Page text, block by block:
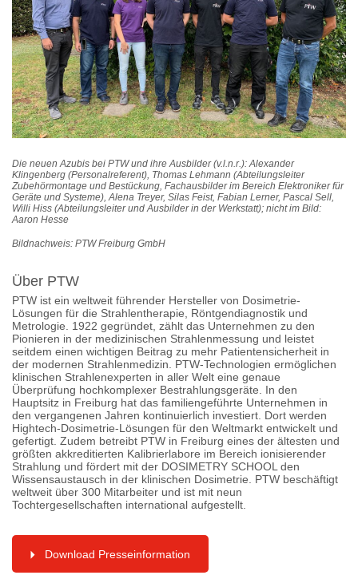
Die neuen Azubis bei PTW und ihre Ausbilder (v.l.n.r.): Alexander
Klingenberg (Personalreferent), Thomas Lehmann (Abteilungsleiter
Zubehörmontage und Bestückung, Fachausbilder im Bereich Elektroniker für
Geräte und Systeme), Alena Treyer, Silas Feist, Fabian Lerner, Pascal Sell,
Willi Hiss (Abteilungsleiter und Ausbilder in der Werkstatt); nicht im Bild:
Aaron Hesse
Bildnachweis: PTW Freiburg GmbH
Über PTW
PTW ist ein weltweit führender Hersteller von Dosimetrie-
Lösungen für die Strahlentherapie, Röntgendiagnostik und
Metrologie. 1922 gegründet, zählt das Unternehmen zu den
Pionieren in der medizinischen Strahlenmessung und leistet
seitdem einen wichtigen Beitrag zu mehr Patientensicherheit in
der modernen Strahlenmedizin. PTW-Technologien ermöglichen
klinischen Strahlenexperten in aller Welt eine genaue
Überprüfung hochkomplexer Bestrahlungsgeräte. In den
Hauptsitz in Freiburg hat das familiengeführte Unternehmen in
den vergangenen Jahren kontinuierlich investiert. Dort werden
Hightech-Dosimetrie-Lösungen für den Weltmarkt entwickelt und
gefertigt. Zudem betreibt PTW in Freiburg eines der ältesten und
größten akkreditierten Kalibrierlabore im Bereich ionisierender
Strahlung und fördert mit der DOSIMETRY SCHOOL den
Wissensaustausch in der klinischen Dosimetrie. PTW beschäftigt
weltweit über 300 Mitarbeiter und ist mit neun
Tochtergesellschaften international aufgestellt.
Download Presseinformation